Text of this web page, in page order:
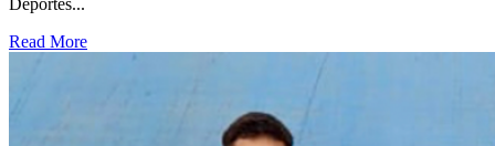
Deportes...
Read More